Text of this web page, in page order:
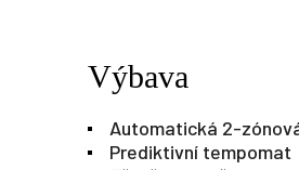
Výbava
Automatická 2-
Prediktivní tempomat